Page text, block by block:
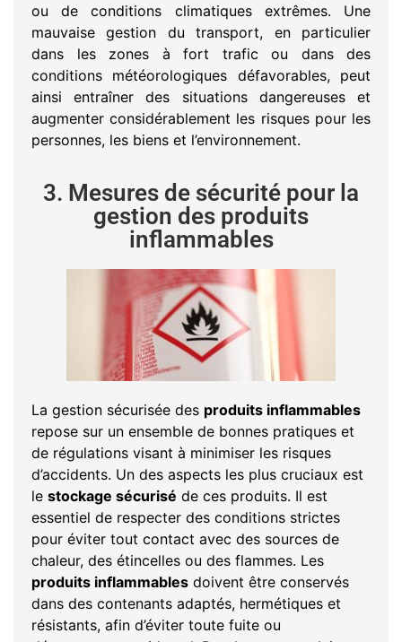
ou de conditions climatiques extrêmes. Une
mauvaise gestion du transport, en particulier
dans les zones à fort trafic ou dans des
conditions météorologiques défavorables, peut
ainsi entraîner des situations dangereuses et
augmenter considérablement les risques pour les
personnes, les biens et l’environnement.
3. Mesures de sécurité pour la
gestion des produits
inflammables
La gestion sécurisée des produits inflammables
repose sur un ensemble de bonnes pratiques et
de régulations visant à minimiser les risques
d’accidents. Un des aspects les plus cruciaux est
le stockage sécurisé de ces produits. Il est
essentiel de respecter des conditions strictes
pour éviter tout contact avec des sources de
chaleur, des étincelles ou des flammes. Les
produits inflammables doivent être conservés
dans des contenants adaptés, hermétiques et
résistants, afin d’éviter toute fuite ou